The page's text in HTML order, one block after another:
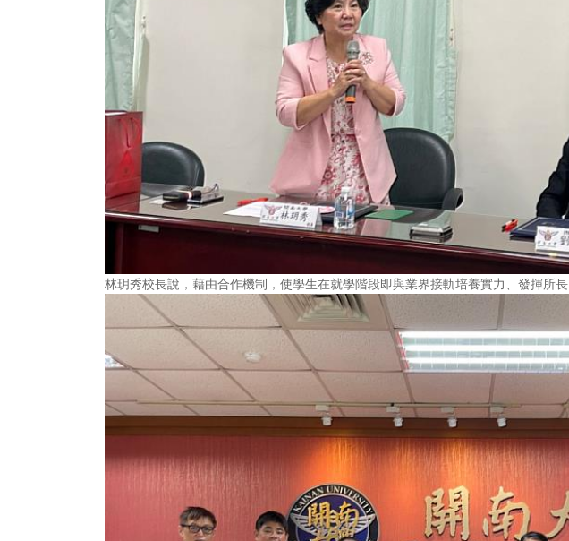
林玥秀校長說，藉由合作機制，使學生在就學階段即與業界接軌培養實力、發揮所長